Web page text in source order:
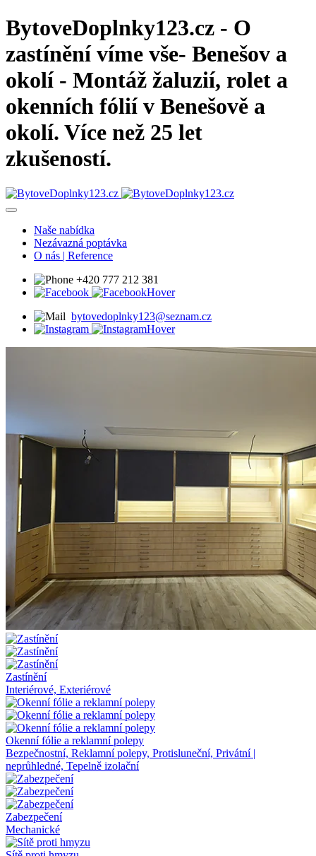
BytoveDoplnky123.cz - O
zastínění víme vše- Benešov a
okolí - Montáž žaluzií, rolet a
okenních fólií v Benešově a
okolí. Více než 25 let
zkušeností.
Naše nabídka
Nezávazná poptávka
O nás | Reference
+420 777 212 381
bytovedoplnky123@seznam.cz
Zastínění
Interiérové, Exteriérové
Okenní fólie a reklamní polepy
Bezpečnostní, Reklamní polepy, Protisluneční, Privátní |
neprůhledné, Tepelně izolační
Zabezpečení
Mechanické